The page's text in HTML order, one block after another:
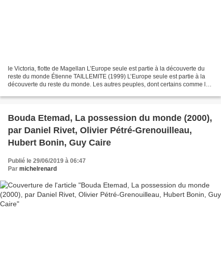
le Victoria, flotte de Magellan L’Europe seule est partie à la découverte du
reste du monde Étienne TAILLEMITE (1999) L’Europe seule est partie à la
découverte du reste du monde. Les autres peuples, dont certains comme les
Bouda Etemad, La possession du monde (2000),
par Daniel Rivet, Olivier Pétré-Grenouilleau,
Hubert Bonin, Guy Caire
Publié le 29/06/2019 à 06:47
Par michelrenard